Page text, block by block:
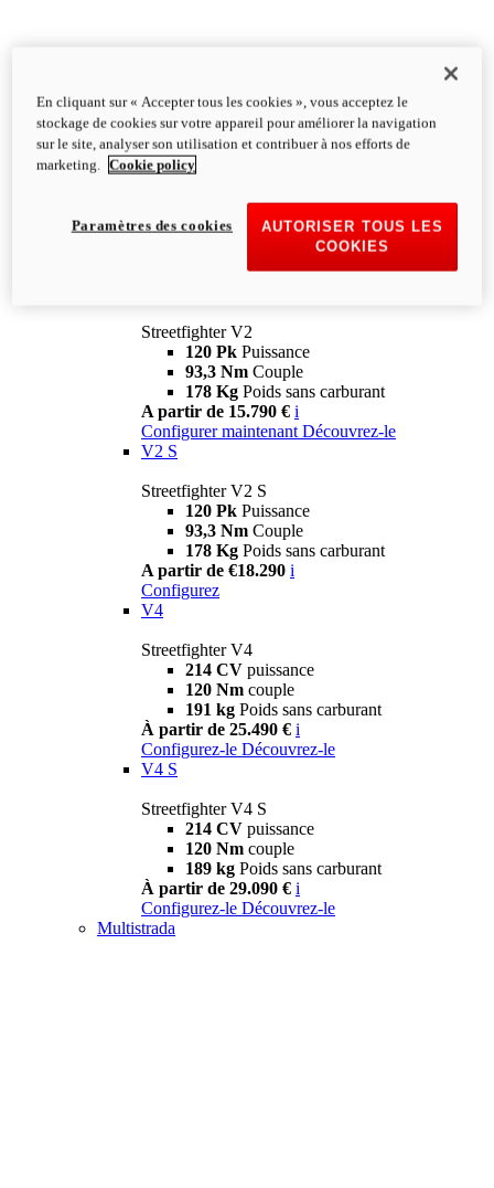
Streetfighter V2
120 Pk Puissance
93,3 Nm Couple
178 Kg Poids sans carburant
A partir de 15.790 € i
Configurer maintenant Découvrez-le
V2 S
Streetfighter V2 S
120 Pk Puissance
93,3 Nm Couple
178 Kg Poids sans carburant
A partir de €18.290 i
Configurez
V4
Streetfighter V4
214 CV puissance
120 Nm couple
191 kg Poids sans carburant
À partir de 25.490 € i
Configurez-le Découvrez-le
V4 S
Streetfighter V4 S
214 CV puissance
120 Nm couple
189 kg Poids sans carburant
À partir de 29.090 € i
Configurez-le Découvrez-le
Multistrada
En cliquant sur « Accepter tous les cookies », vous acceptez le
stockage de cookies sur votre appareil pour améliorer la navigation
sur le site, analyser son utilisation et contribuer à nos efforts de
marketing.
Cookie policy
AUTORISER TOUS LES
COOKIES
Paramètres des cookies